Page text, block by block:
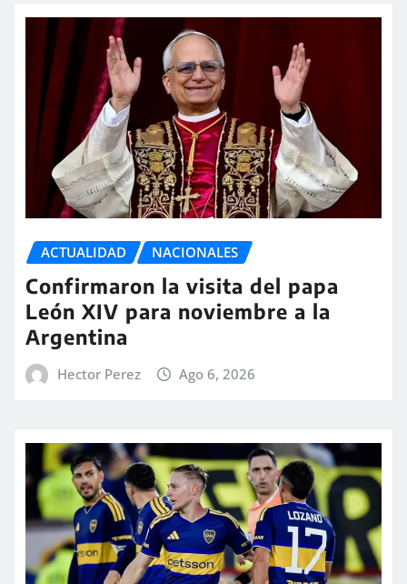
ACTUALIDAD NACIONALES
Confirmaron la visita del papa
León XIV para noviembre a la
Argentina
Hector Perez Ago 6, 2026